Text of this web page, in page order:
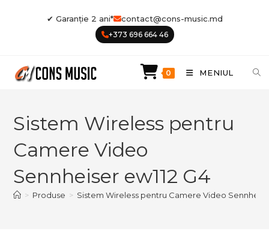
✔ Garanție 2 ani* contact@cons-music.md
+373 696 664 46
0 MENIUL
Sistem Wireless pentru
Camere Video
Sennheiser ew112 G4
> Produse > Sistem Wireless pentru Camere Video